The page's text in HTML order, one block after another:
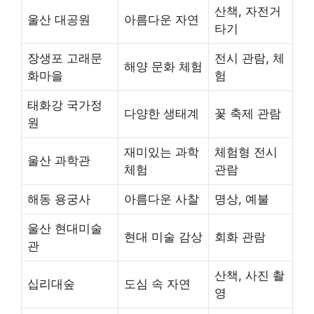
울산 대공원 아름다운 자연
산책, 자전거
타기
장생포 고래문
화마을
해양 문화 체험
전시 관람, 체
험
태화강 국가정
원
다양한 생태계 꽃 축제 관람
울산 과학관
재미있는 과학
체험
체험형 전시
관람
해동 용궁사 아름다운 사찰 명상, 예불
울산 현대미술
관
현대 미술 감상 회화 관람
십리대숲 도심 속 자연
산책, 사진 촬
영